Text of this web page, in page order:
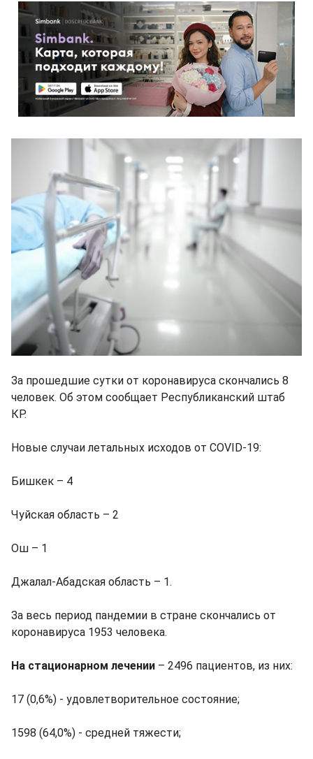
За прошедшие сутки от коронавируса скончались 8
человек. Об этом сообщает Республиканский штаб
КР.
Новые случаи летальных исходов от COVID-19:
Бишкек – 4
Чуйская область – 2
Ош – 1
Джалал-Абадская область – 1.
За весь период пандемии в стране скончались от
коронавируса 1953 человека.
На стационарном лечении – 2496 пациентов, из них:
17 (0,6%) - удовлетворительное состояние;
1598 (64,0%) - средней тяжести;